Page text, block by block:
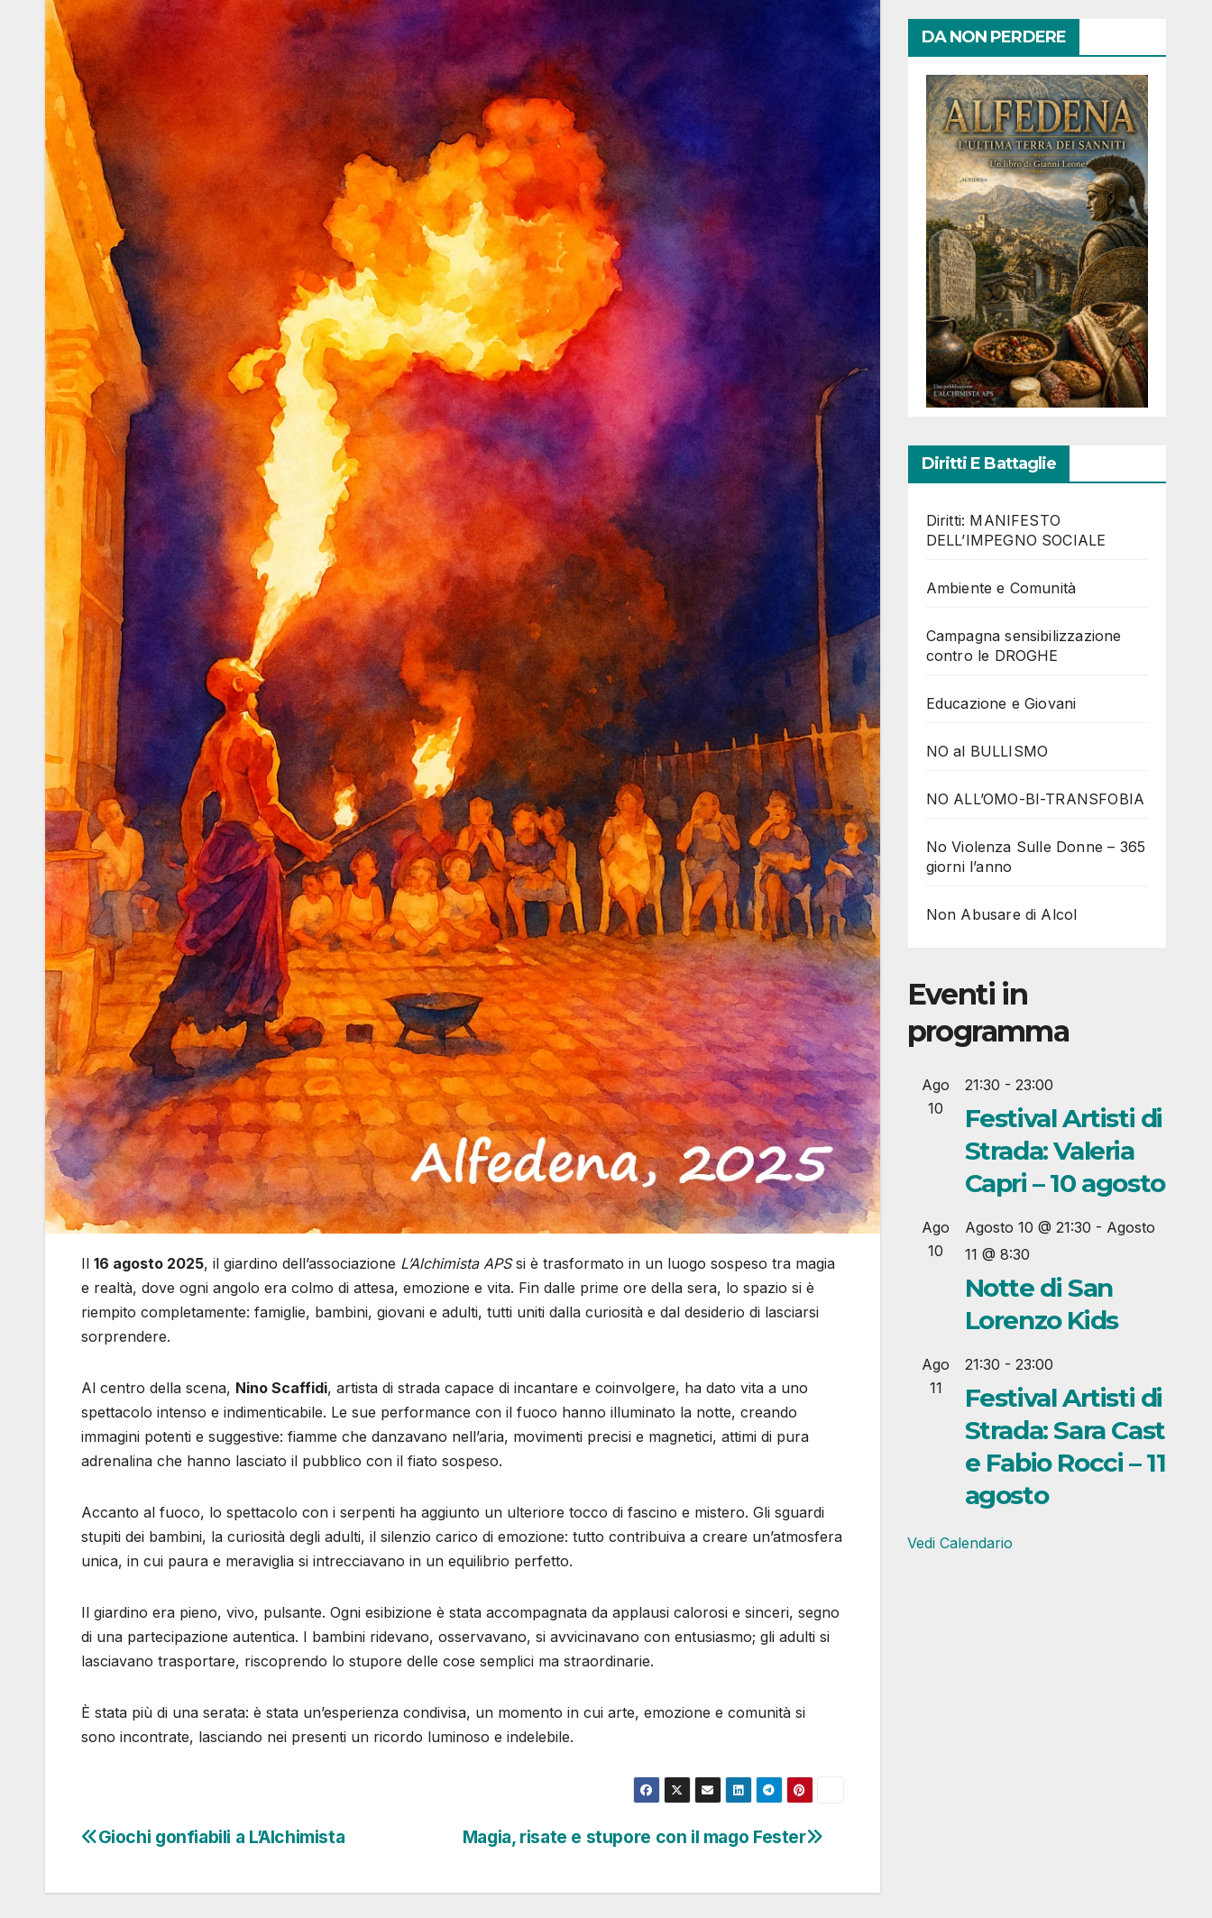
Il 16 agosto 2025, il giardino dell’associazione L’Alchimista APSsi è trasformato in un luogo sospeso tra magia
e realtà, dove ogni angolo era colmo di attesa, emozione e vita. Fin dalle prime ore della sera, lo spazio si è
riempito completamente: famiglie, bambini, giovani e adulti, tutti uniti dalla curiosità e dal desiderio di lasciarsi
sorprendere.
Al centro della scena, Nino Scaffidi, artista di strada capace di incantare e coinvolgere, ha dato vita a uno
spettacolo intenso e indimenticabile. Le sue performance con il fuoco hanno illuminato la notte, creando
immagini potenti e suggestive: fiamme che danzavano nell’aria, movimenti precisi e magnetici, attimi di pura
adrenalina che hanno lasciato il pubblico con il fiato sospeso.
Accanto al fuoco, lo spettacolo con i serpenti ha aggiunto un ulteriore tocco di fascino e mistero. Gli sguardi
stupiti dei bambini, la curiosità degli adulti, il silenzio carico di emozione: tutto contribuiva a creare un’atmosfera
unica, in cui paura e meraviglia si intrecciavano in un equilibrio perfetto.
Il giardino era pieno, vivo, pulsante. Ogni esibizione è stata accompagnata da applausi calorosi e sinceri, segno
di una partecipazione autentica. I bambini ridevano, osservavano, si avvicinavano con entusiasmo; gli adulti si
lasciavano trasportare, riscoprendo lo stupore delle cose semplici ma straordinarie.
È stata più di una serata: è stata un’esperienza condivisa, un momento in cui arte, emozione e comunità si
sono incontrate, lasciando nei presenti un ricordo luminoso e indelebile.
Navigazione
Magia, risate e stupore con il mago Fester
Giochi gonfiabili a L’Alchimista
DA NON PERDERE
Diritti E Battaglie
Diritti: MANIFESTO
DELL’IMPEGNO SOCIALE
Ambiente e Comunità
Campagna sensibilizzazione
contro le DROGHE
Educazione e Giovani
NO al BULLISMO
NO ALL’OMO-BI-TRANSFOBIA
No Violenza Sulle Donne – 365
giorni l’anno
Non Abusare di Alcol
Eventi in
programma
Ago
10
21:30 - 23:00
Festival Artisti di
Strada: Valeria
Capri – 10 agosto
Ago
10
Agosto 10 @ 21:30 - Agosto
11 @ 8:30
Notte di San
Lorenzo Kids
Ago
11
21:30 - 23:00
Festival Artisti di
Strada: Sara Cast
e Fabio Rocci – 11
agosto
Vedi Calendario